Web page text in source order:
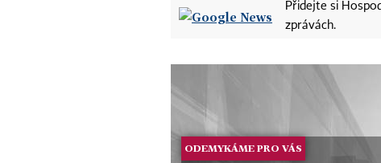
Přidejte si
zprávách.
ODEMYKÁME PRO VÁS